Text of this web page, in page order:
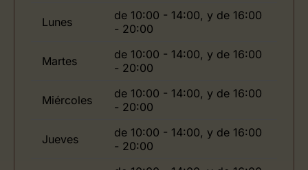
Lunes
de 10:00 - 14:00, y de 16:00
- 20:00
Martes
de 10:00 - 14:00, y de 16:00
- 20:00
Miércoles
de 10:00 - 14:00, y de 16:00
- 20:00
Jueves
de 10:00 - 14:00, y de 16:00
- 20:00